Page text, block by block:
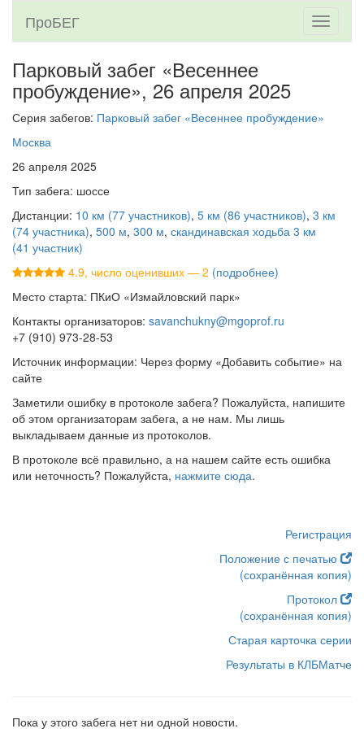
Toggle
ПроБЕГ
Парковый забег «Весеннее
пробуждение», 26 апреля 2025
Серия забегов: Парковый забег «Весеннее пробуждение»
Москва
26 апреля 2025
Тип забега: шоссе
Дистанции: 10 км (77 участников), 5 км (86 участников), 3 км
(74 участника), 500 м, 300 м, скандинавская ходьба 3 км
(41 участник)
4.9, число оценивших — 2 (подробнее)
Место старта: ПКиО «Измайловский парк»
Контакты организаторов: savanchukny@mgoprof.ru
+7 (910) 973-28-53
Источник информации: Через форму «Добавить событие» на
сайте
Заметили ошибку в протоколе забега? Пожалуйста, напишите
об этом организаторам забега, а не нам. Мы лишь
выкладываем данные из протоколов.
В протоколе всё правильно, а на нашем сайте есть ошибка
или неточность? Пожалуйста, нажмите сюда.
Регистрация
Положение с печатью
(сохранённая копия)
Протокол
(сохранённая копия)
Старая карточка серии
Результаты в КЛБМатче
Пока у этого забега нет ни одной новости.